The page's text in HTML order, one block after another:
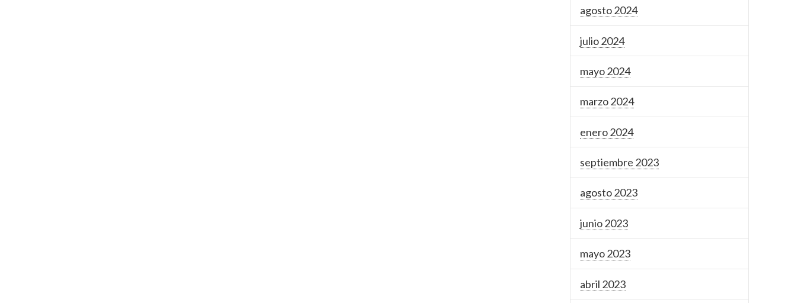
agosto 2024
julio 2024
mayo 2024
marzo 2024
enero 2024
septiembre 2023
agosto 2023
junio 2023
mayo 2023
abril 2023